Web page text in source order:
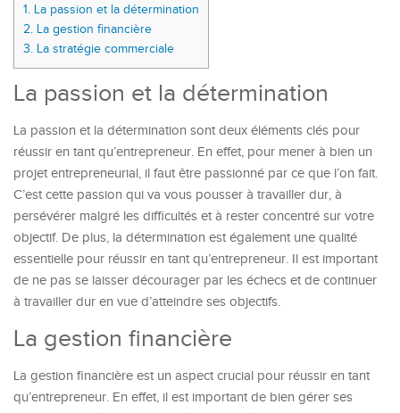
1. La passion et la détermination
2. La gestion financière
3. La stratégie commerciale
La passion et la détermination
La passion et la détermination sont deux éléments clés pour
réussir en tant qu’entrepreneur. En effet, pour mener à bien un
projet entrepreneurial, il faut être passionné par ce que l’on fait.
C’est cette passion qui va vous pousser à travailler dur, à
persévérer malgré les difficultés et à rester concentré sur votre
objectif. De plus, la détermination est également une qualité
essentielle pour réussir en tant qu’entrepreneur. Il est important
de ne pas se laisser décourager par les échecs et de continuer
à travailler dur en vue d’atteindre ses objectifs.
La gestion financière
La gestion financière est un aspect crucial pour réussir en tant
qu’entrepreneur. En effet, il est important de bien gérer ses